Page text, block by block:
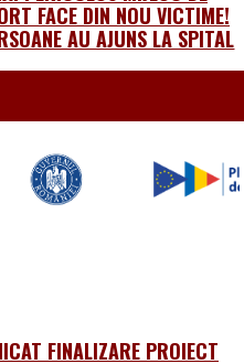
FACE DIN NOU VICTIME!
AU AJUNS LA SPITAL
FINALIZARE PROIECT